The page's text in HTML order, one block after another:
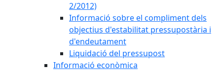
2/2012)
Informació sobre el compliment dels
objectius d'estabilitat pressupostària i
d'endeutament
Liquidació del pressupost
Informació econòmica